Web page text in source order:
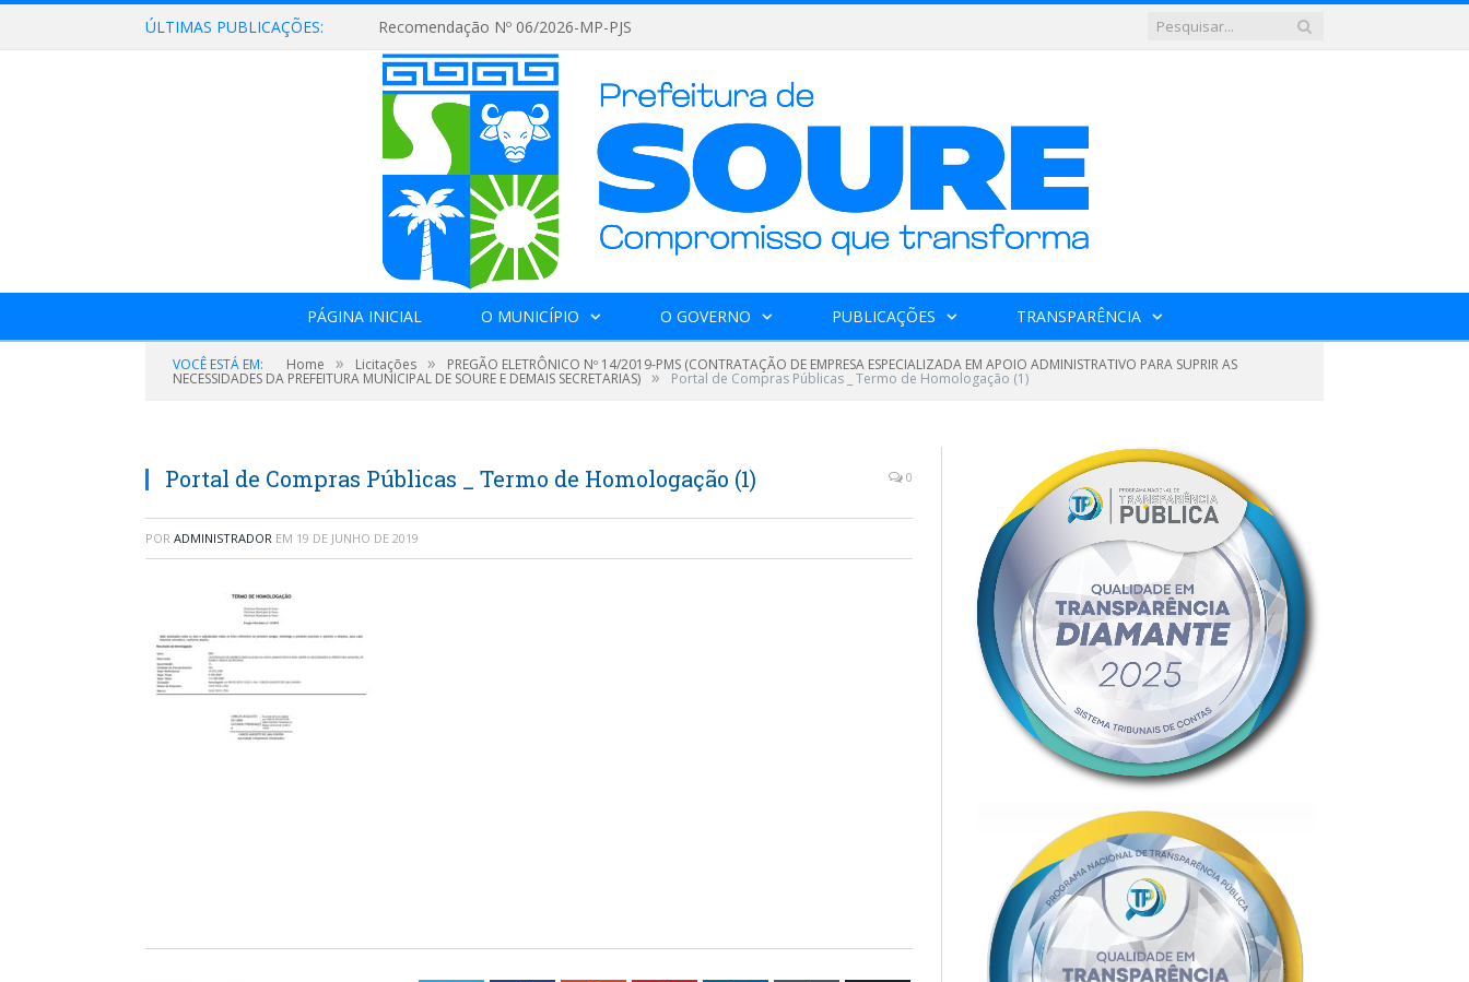
ÚLTIMAS PUBLICAÇÕES: Recomendação Nº 06/2026-MP-PJS
PÁGINA INICIAL O MUNICÍPIO O GOVERNO PUBLICAÇÕES TRANSPARÊNCIA
VOCÊ ESTÁ EM: Home » Licitações » PREGÃO ELETRÔNICO Nº 14/2019-PMS (CONTRATAÇÃO DE EMPRESA ESPECIALIZADA EM APOIO ADMINISTRATIVO PARA SUPRIR AS
NECESSIDADES DA PREFEITURA MUNICIPAL DE SOURE E DEMAIS SECRETARIAS) » Portal de Compras Públicas _ Termo de Homologação (1)
Portal de Compras Públicas _ Termo de Homologação (1) 0
POR ADMINISTRADOR EM 19 DE JUNHO DE 2019